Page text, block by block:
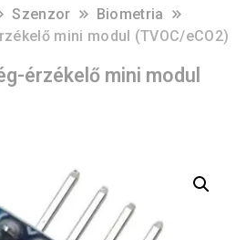
Szenzor
Biometria
mini modul (TVOC/eCO2)
érzékelő mini modul